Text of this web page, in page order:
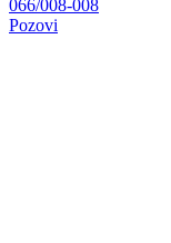
066/008-008
Pozovi